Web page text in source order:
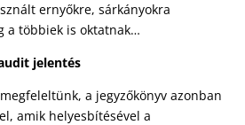
ernyőkre, sárkányokra
a többiek is oktatnak…
jelentés
a jegyzőkönyv azonban
amik helyesbítésével a